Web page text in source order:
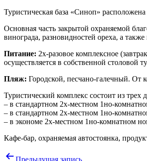
Туристическая база «Синоп»
Основная часть закрытой охраняемой
винограда, разновидностей ореха, а
Питание: 2х-разовое комплексное
осуществляется в собственной столовой
Пляж: Городской, песчано-галечный. От
Туристический комплекс состоит из
– в стандартном 2х-местном 1но-
– в стандартном 2х-местном 1но-
– в экономе 2х-местном 1но-комнатном
Кафе-бар, охраняемая автостоянка,
Навигация
Предыдущая запись